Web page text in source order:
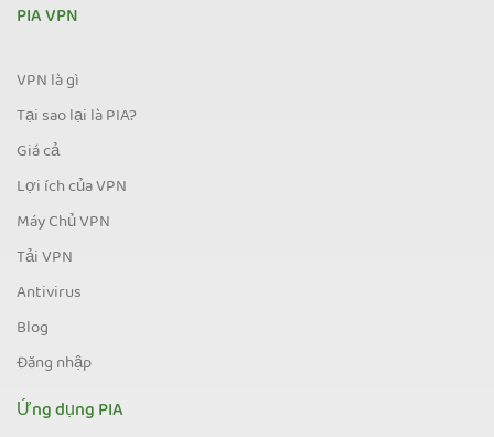
PIA VPN
VPN là gì
Tại sao lại là PIA?
Giá cả
Lợi ích của VPN
Máy Chủ VPN
Tải VPN
Antivirus
Blog
Đăng nhập
Ứng dụng PIA